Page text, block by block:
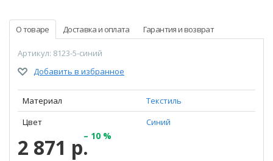
О товаре Доставка и оплата Гарантия и возврат
Артикул: 8123-5-синий
Добавить в избранное
Материал
Текстиль
Цвет
Синий
2 871 р.– 10 %